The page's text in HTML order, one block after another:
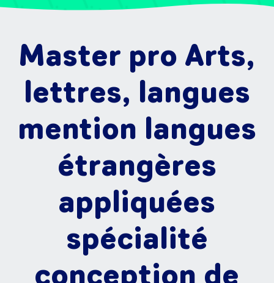
Master pro Arts,
lettres, langues
mention langues
étrangères
appliquées
spécialité
conception de